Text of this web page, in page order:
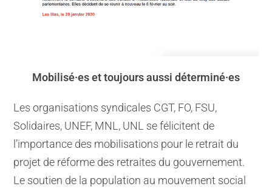
Mobilisé·es et toujours aussi déterminé·es
Les organisations syndicales CGT, FO, FSU,
Solidaires, UNEF, MNL, UNL se félicitent de
l’importance des mobilisations pour le retrait du
projet de réforme des retraites du gouvernement.
Le soutien de la population au mouvement social